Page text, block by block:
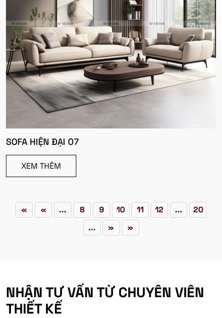
SOFA HIỆN ĐẠI 07
XEM THÊM
« « ... 8 9 10 11 12 ...
20
...
» »
NHẬN TƯ VẤN TỪ CHUYÊN VIÊN
THIẾT KẾ